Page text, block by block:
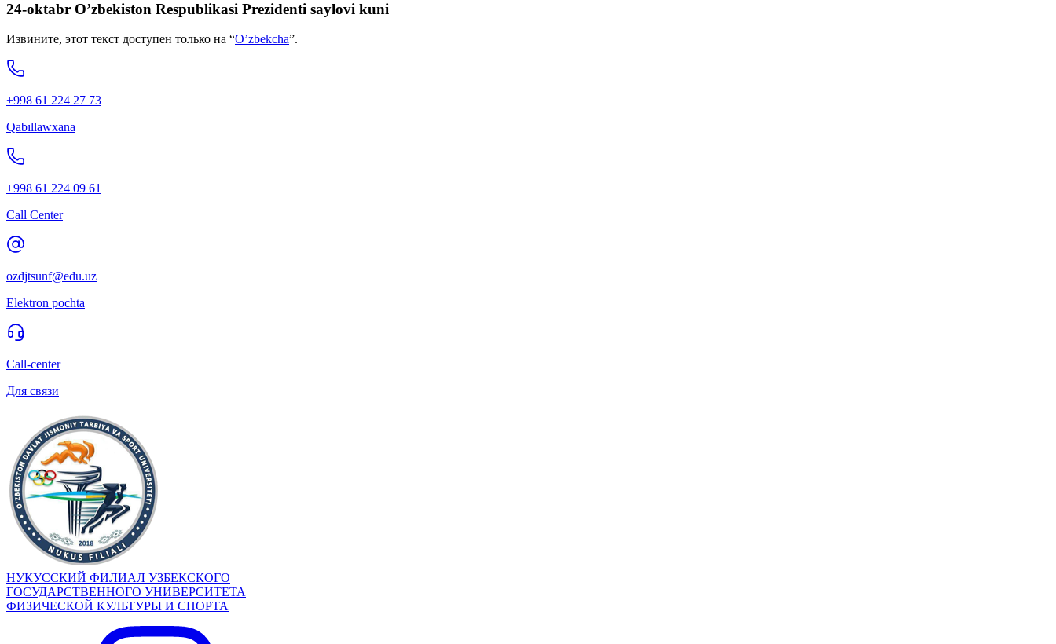
24-oktabr O’zbekiston Respublikasi Prezidenti saylovi kuni
Извините, этот текст доступен только на “O’zbekcha”.
+998 61 224 27 73
Qabıllawxana
+998 61 224 09 61
Call Center
ozdjtsunf@edu.uz
Elektron pochta
Call-center
Для связи
НУКУССКИЙ ФИЛИАЛ УЗБЕКСКОГО
ГОСУДАРСТВЕННОГО УНИВЕРСИТЕТА
ФИЗИЧЕСКОЙ КУЛЬТУРЫ И СПОРТА